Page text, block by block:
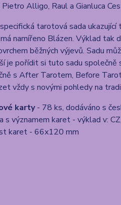
Alligo, Raul a Gianluca
tarotová sada
namířeno Blázen. Výklad tak
běžných výjevů. Sadu
je pořídit si tuto sadu
s After Tarotem, Before
vždy s novými pohledy na
karty- 78 ks, dodáváno s
s významem karet - výklad v:
karet - 66x120 mm